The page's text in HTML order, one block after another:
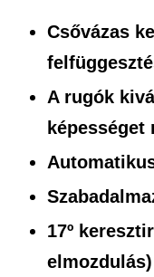
Csővázas
A rugók
képességet
17º ke
elmozdulás)